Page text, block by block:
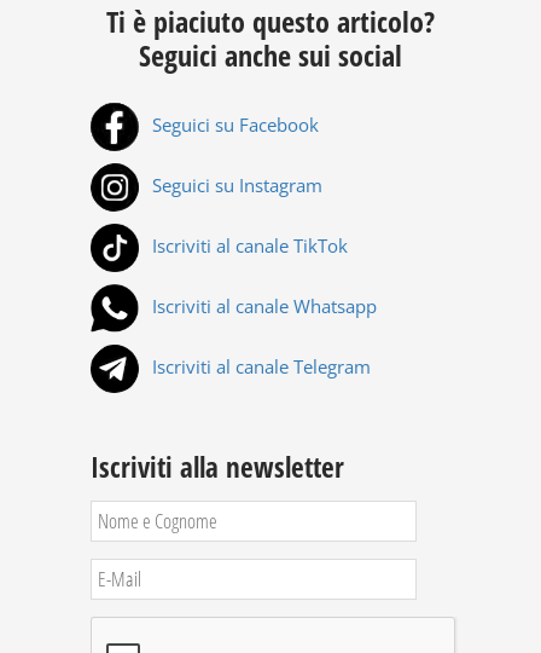
Ti è piaciuto questo articolo?
Seguici anche sui social
Seguici su Facebook
Seguici su Instagram
Iscriviti al canale TikTok
Iscriviti al canale Whatsapp
Iscriviti al canale Telegram
Iscriviti alla newsletter